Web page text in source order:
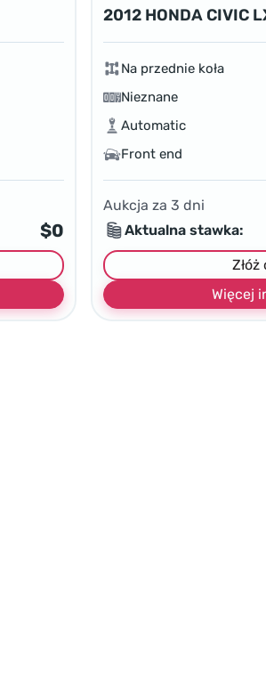
$0
2012 HONDA CIVIC
Na przednie koła
Nieznane
Automatic
Front end
Aukcja za 3 dni
Aktualna stawka:
Więcej